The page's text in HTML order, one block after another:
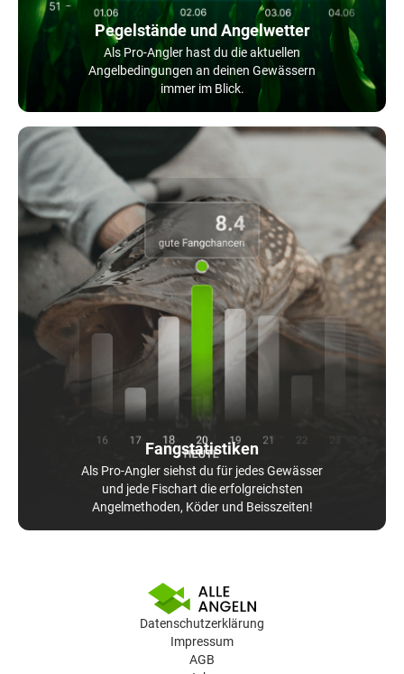
Pegelstände und Angelwetter
Als Pro-Angler hast du die aktuellen
Angelbedingungen an deinen Gewässern
immer im Blick.
Fangstatistiken
Als Pro-Angler siehst du für jedes Gewässer
und jede Fischart die erfolgreichsten
Angelmethoden, Köder und Beisszeiten!
Datenschutzerklärung
Impressum
AGB